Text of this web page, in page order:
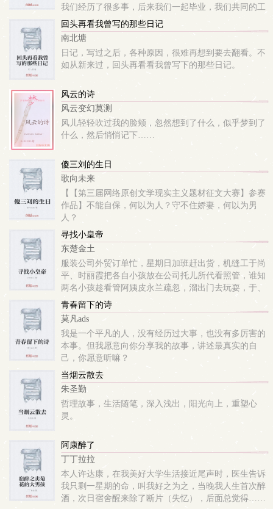
我们经历了很多事，后来我们一起毕业，我们共同的工
作就是周游世界，破解世界上所有的谜团…
回头再看我曾写的那些日记
南北塘
日记，写过之后，各种原因，很难再想到要去翻看。不
如从新来过，回头再看看我曾写下的那些日记。
风云的诗
风云变幻莫测
风儿轻轻吹过我的脸颊，忽然想到了什么，似乎梦到了
什么，然后悄悄记下……
傻三刘的生日
歌向未来
【【第三届网络原创文学现实主义题材征文大赛】参赛
作品】不能自保，何以为人？守不住娇妻，何以为男
人？
寻找小皇帝
东楚金土
服装公司外贸订单忙，星期日加班赶出货，机缝工于尚
平、时丽霞把各自小孩放在公司托儿所代看照管，谁知
两名小孩趁看管阿姨皮永兰疏忽，溜出门去玩耍，于、
时两名女工妈妈误以为小孩被人贩子拐走，或掉下河淹
死，跑到司办哭闹。司办主任李启孟火急火燎，急忙与
于...
青春留下的诗
莫凡ads
我是一个平凡的人，没有经历过大事，也没有多厉害的
本事。但我愿意向你分享我的故事，讲述最真实的自
己，你愿意听嘛？
当烟云散去
朱圣勤
哲理故事，生活随笔，深入浅出，阳光向上，重塑心
灵。
阿康醉了
丁丁拉拉
本人许达康，在我美好大学生活接近尾声时，医生告诉
我只剩一星期的命，叫我好之为之，当晚我人生首次醉
酒，次日宿舍醒来除了断片（失忆），后面总觉得……